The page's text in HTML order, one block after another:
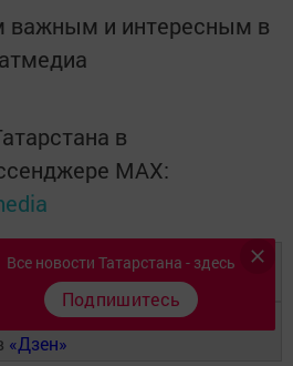
важным и интересным в
в
MАХ:
Telegram-каналеБугульма
в национальном
«Дзен»
Все новости Татарстана - здесь
Подпишитесь